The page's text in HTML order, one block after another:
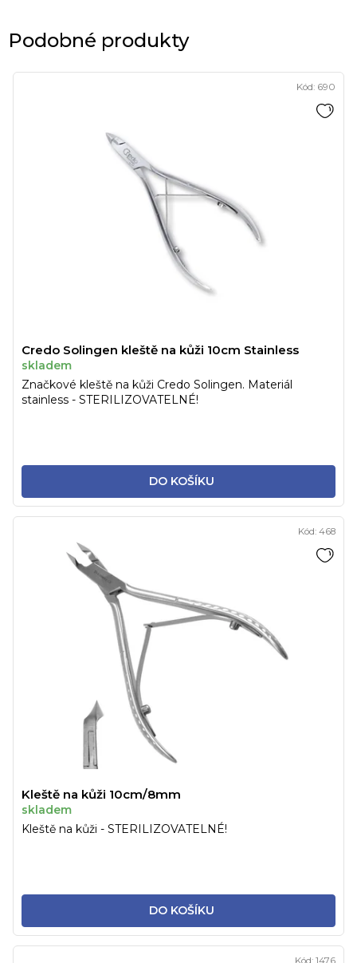
Podobné produkty
Credo Solingen kleště na kůži 10cm Stainless
skladem
DO KOŠÍKU
Značkové kleště na kůži Credo Solingen. Materiál
stainless - STERILIZOVATELNÉ!
Kód: 690
Kleště na kůži 10cm/8mm
skladem
DO KOŠÍKU
Kleště na kůži - STERILIZOVATELNÉ!
Kód: 468